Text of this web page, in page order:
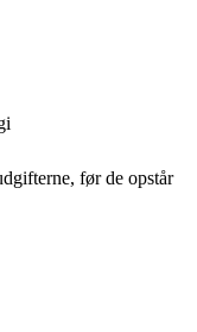
før de opstår